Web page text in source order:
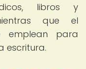
libros y
que el
emplean para
escritura.